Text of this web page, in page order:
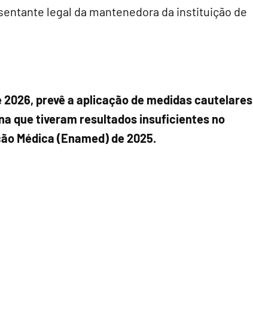
legal da mantenedora da instituição de
prevê a aplicação de medidas cautelares
que tiveram resultados insuficientes no
Médica (Enamed) de 2025.